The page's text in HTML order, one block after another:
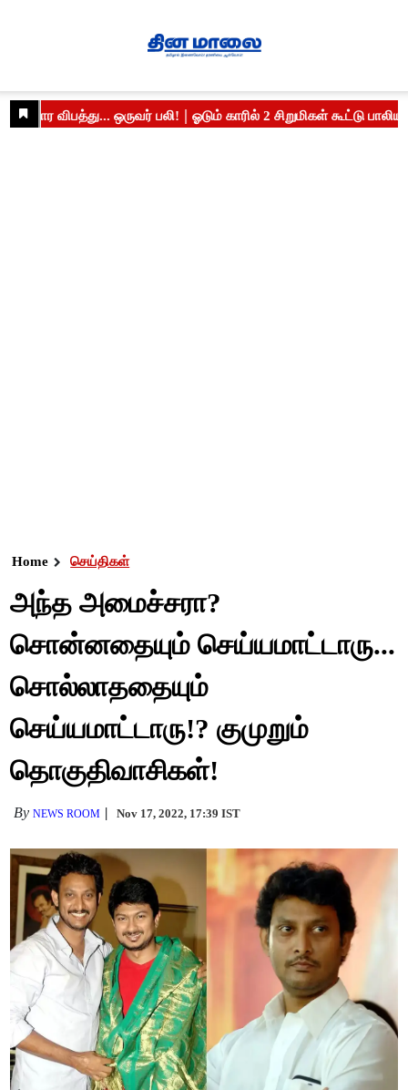
Home செய்திகள்
அந்த அமைச்சரா?
சொன்னதையும் செய்யமாட்டாரு...
சொல்லாததையும்
செய்யமாட்டாரு!? குமுறும்
தொகுதிவாசிகள்!
ByNEWS ROOM Nov 17, 2022, 17:39 IST